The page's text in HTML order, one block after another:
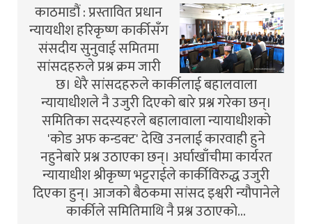
काठमाडौं : प्रस्तावित प्रधान
न्यायधीश हरिकृष्ण कार्कीसँग
संसदीय सुनुवाई समितमा
सांसदहरुले प्रश्न क्रम जारी
छ। धेरै सांसदहरुले कार्कीलाई बहालवाला
न्यायाधीशले नै उजुरी दिएको बारे प्रश्न गरेका छन्।
समितिका सदस्यहरले बहालावाला न्यायाधीशको
'कोड अफ कन्डक्ट' देखि उनलाई कारवाही हुने
नहुनेबारे प्रश्न उठाएका छन्। अर्घाखाँचीमा कार्यरत
न्यायाधीश श्रीकृष्ण भट्टराईले कार्कीविरुद्ध उजुरी
दिएका हुन्। आजको बैठकमा सांसद इश्वरी न्यौपानेले
कार्कीले समितिमाथि नै प्रश्न उठाएको…